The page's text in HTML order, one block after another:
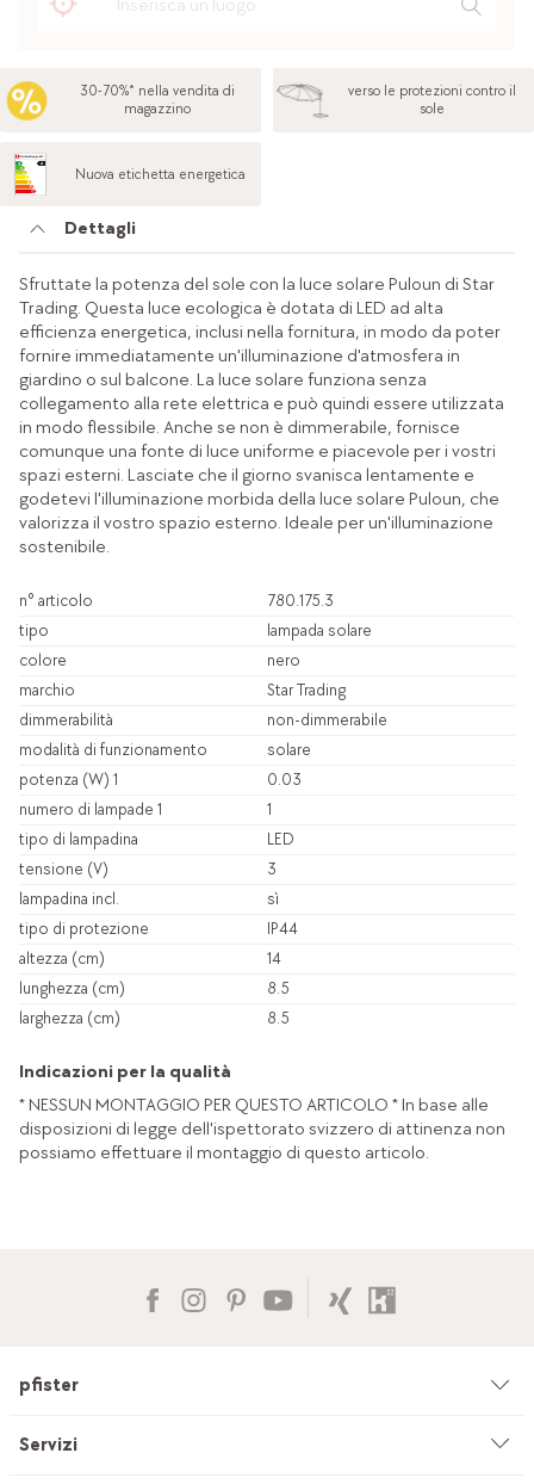
30-70%* nella vendita di
magazzino
verso le protezioni contro il
sole
Nuova etichetta energetica
Dettagli
Sfruttate la potenza del sole con la luce solare Puloun di Star
Trading. Questa luce ecologica è dotata di LED ad alta
efficienza energetica, inclusi nella fornitura, in modo da poter
fornire immediatamente un'illuminazione d'atmosfera in
giardino o sul balcone. La luce solare funziona senza
collegamento alla rete elettrica e può quindi essere utilizzata
in modo flessibile. Anche se non è dimmerabile, fornisce
comunque una fonte di luce uniforme e piacevole per i vostri
spazi esterni. Lasciate che il giorno svanisca lentamente e
godetevi l'illuminazione morbida della luce solare Puloun, che
valorizza il vostro spazio esterno. Ideale per un'illuminazione
sostenibile.
n° articolo
780.175.3
tipo
lampada solare
colore
nero
marchio
Star Trading
dimmerabilità
non-dimmerabile
modalità di funzionamento
solare
potenza (W) 1
0.03
numero di lampade 1
1
tipo di lampadina
LED
tensione (V)
3
lampadina incl.
sì
tipo di protezione
IP44
altezza (cm)
14
lunghezza (cm)
8.5
larghezza (cm)
8.5
Indicazioni per la qualità
* NESSUN MONTAGGIO PER QUESTO ARTICOLO * In base alle
disposizioni di legge dell'ispettorato svizzero di attinenza non
possiamo effettuare il montaggio di questo articolo.
pfister
Azienda
Servizi